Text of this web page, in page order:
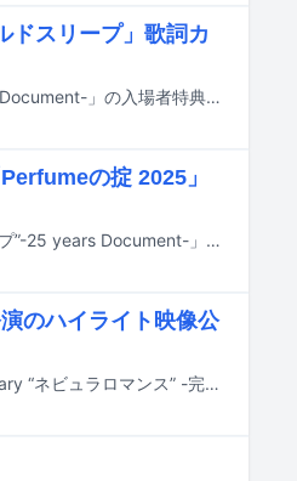
ドスリープ」歌詞カ
Perfumeのドキュメンタリー映画「Perfume“コールドスリープ”-25 years Document-」の入場者特典第3弾の詳細が公開された。
の掟 2025」
現在公開中のPerfumeのドキュメンタリー映画「Perfume“コールドスリープ”-25 years Document-」より、本編映像の一部がYouTubeで公開された。
のハイライト映像公
5月27日にリリースされるPerfumeの映像作品「Perfume ZO/Z5 Anniversary “ネビュラロマンス” -完全版-」より、昨年9月開催の東京・東京ドーム公演のハイライト映像がYouTubeにて公開された。